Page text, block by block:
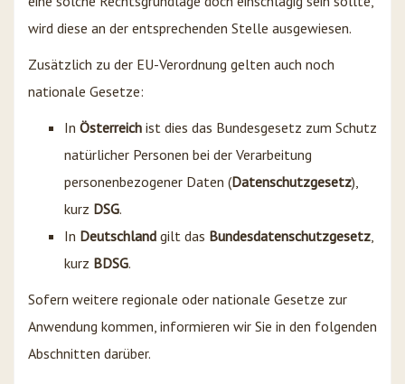
wird diese an der entsprechenden Stelle ausgewiesen.
Zusätzlich zu der EU-Verordnung gelten auch noch
nationale Gesetze:
In Österreich ist dies das Bundesgesetz zum Schutz
natürlicher Personen bei der Verarbeitung
personenbezogener Daten (Datenschutzgesetz),
kurz DSG.
In Deutschland gilt das Bundesdatenschutzgesetz,
kurz BDSG.
Sofern weitere regionale oder nationale Gesetze zur
Anwendung kommen, informieren wir Sie in den folgenden
Abschnitten darüber.